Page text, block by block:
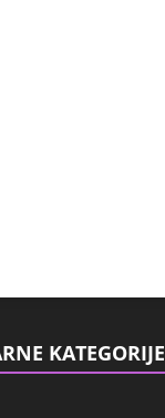
KATEGORIJE